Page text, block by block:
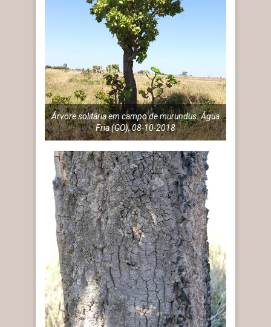
Árvore solitária em campo de murundus. Água
Fria (GO), 08-10-2018